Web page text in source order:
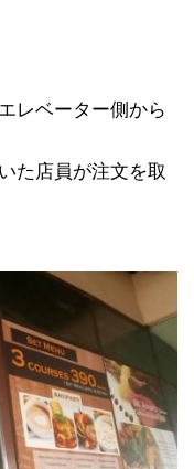
レベーター側から
た店員が注文を取